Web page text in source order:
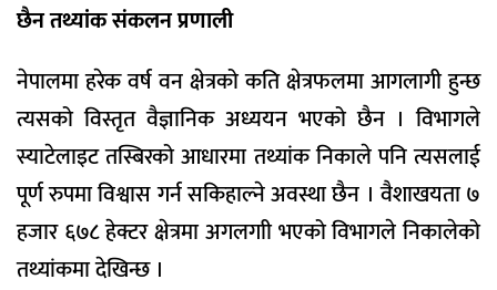
छैन तथ्यांक संकलन प्रणाली
नेपालमा हरेक वर्ष वन क्षेत्रको कति क्षेत्रफलमा आगलागी हुन्छ
त्यसको विस्तृत वैज्ञानिक अध्ययन भएको छैन । विभागले
स्याटेलाइट तस्बिरको आधारमा तथ्यांक निकाले पनि त्यसलाई
पूर्ण रुपमा विश्वास गर्न सकिहाल्ने अवस्था छैन । वैशाखयता ७
हजार ६७८ हेक्टर क्षेत्रमा अगलगाी भएको विभागले निकालेको
तथ्यांकमा देखिन्छ ।